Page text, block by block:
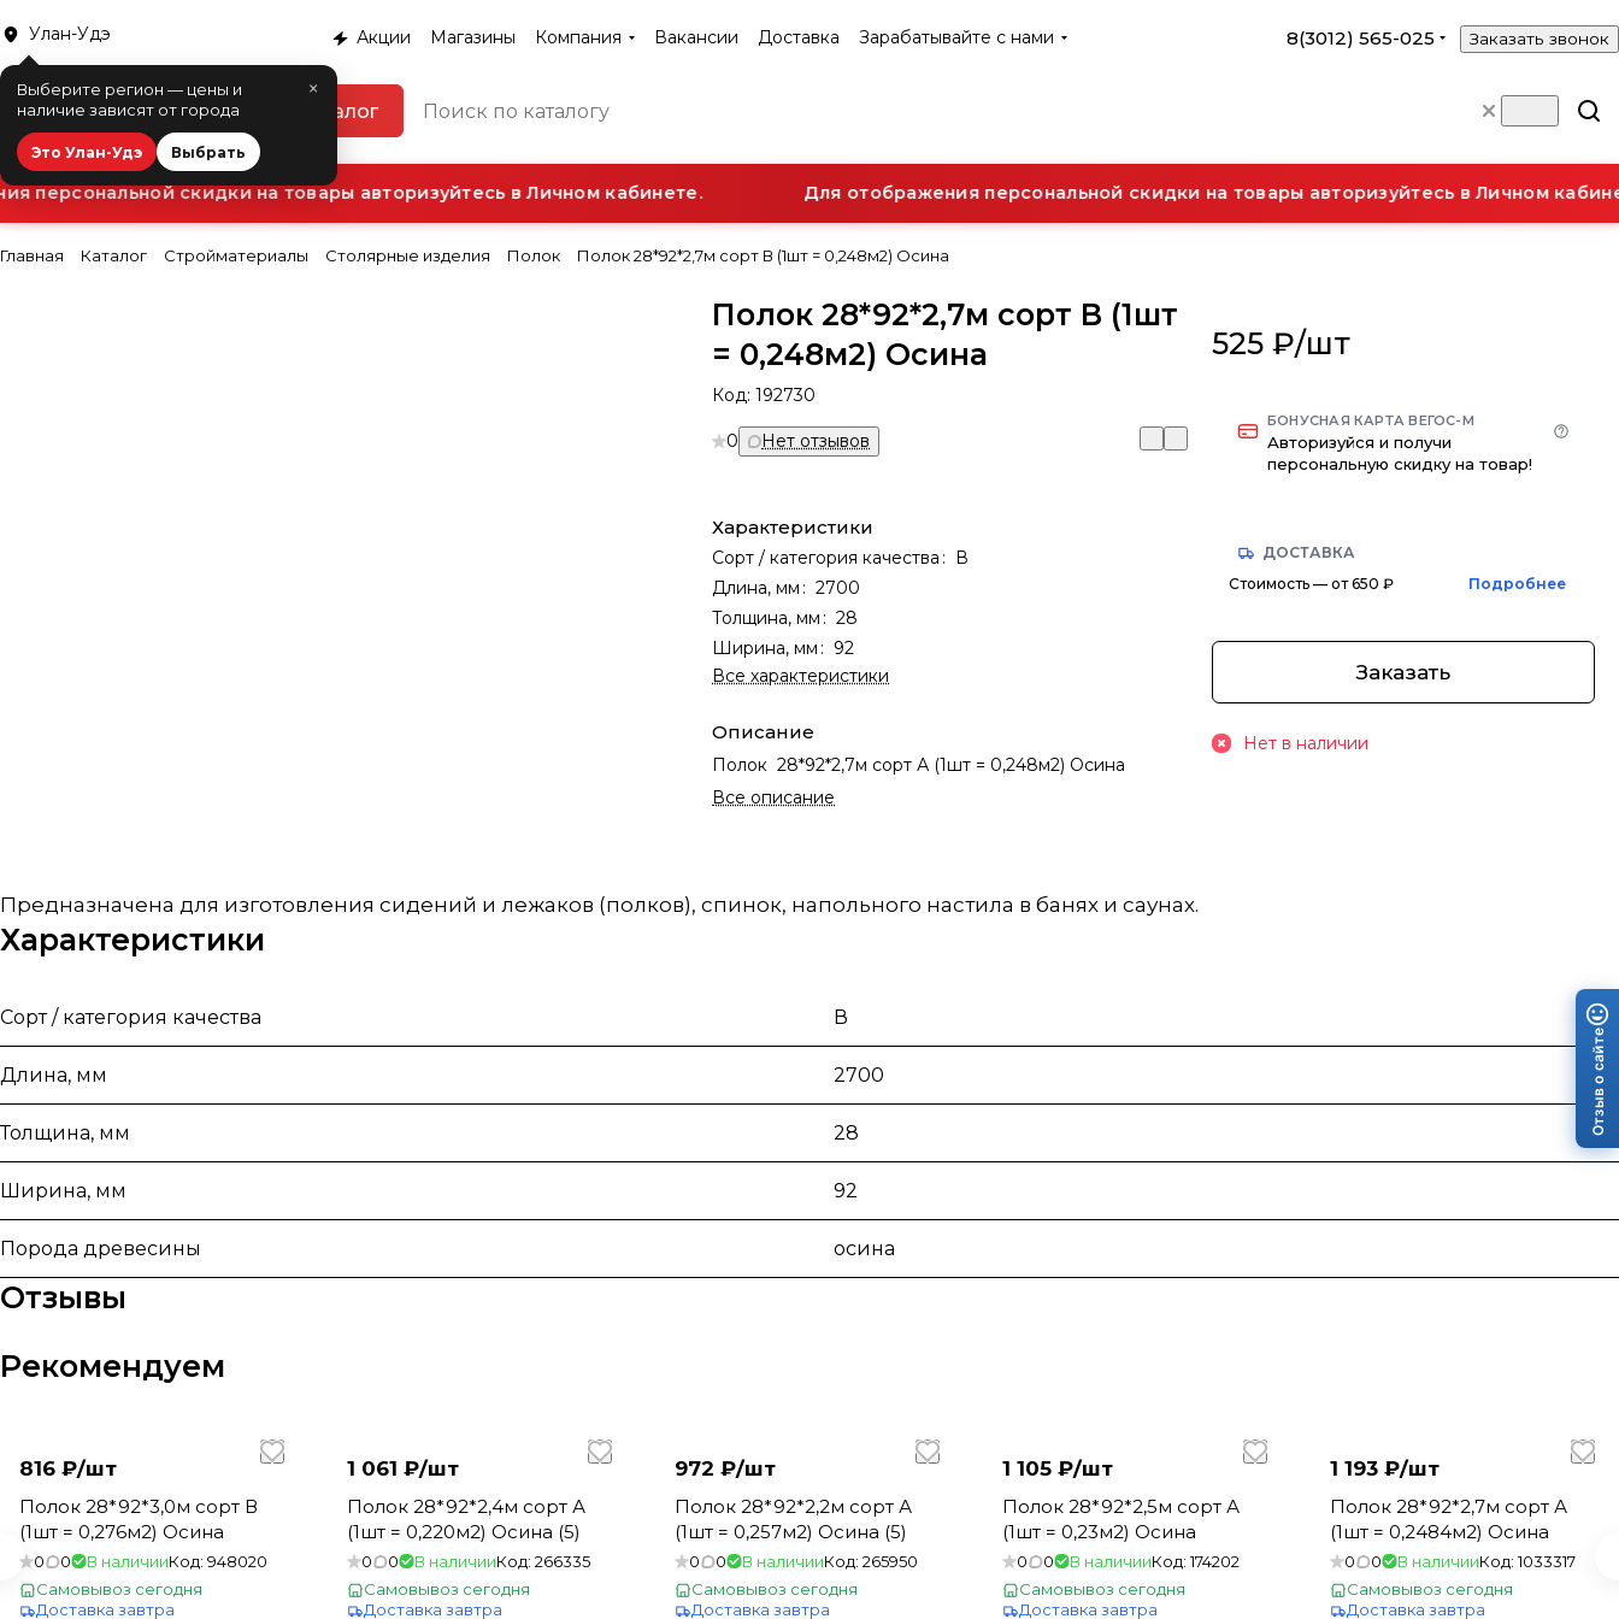
Улан-Удэ
×
Выберите регион — цены и
наличие зависят от города
Это Улан-Удэ Выбрать
Акции Магазины Компания Вакансии Доставка Зарабатывайте с нами 8(3012) 565-025 Заказать звонок
Каталог
персональной скидки на товары авторизуйтесь в Личном кабинете. Для отображения персональной скидки на товары авторизуйтесь в Личном
Главная Каталог Стройматериалы Столярные изделия Полок Полок 28*92*2,7м сорт В (1шт = 0,248м2) Осина
Полок 28*92*2,7м сорт В (1шт
= 0,248м2) Осина
Код:192730
0 Нет отзывов
Характеристики
Сорт / категория качества : В
Длина, мм : 2700
Толщина, мм : 28
Ширина, мм : 92
Все характеристики
Описание
Полок 28*92*2,7м сорт А (1шт = 0,248м2) Осина
Все описание
525 ₽/шт
БОНУСНАЯ КАРТА ВЕГОС-М
Авторизуйся и получи
персональную скидку на товар!
ДОСТАВКА
Стоимость — от 650 ₽
Подробнее
Заказать
Нет в наличии
Предназначена для изготовления сидений и лежаков (полков), спинок, напольного настила в банях и саунах.
Характеристики
Сорт / категория качества В
Длина, мм 2700
Толщина, мм 28
Ширина, мм 92
Порода древесины осина
Отзывы
Рекомендуем
816 ₽/шт
Полок 28*92*3,0м сорт В
(1шт = 0,276м2) Осина
0 0 В наличииКод: 948020
Самовывоз сегодня
Доставка завтра
1 061 ₽/шт
Полок 28*92*2,4м сорт А
(1шт = 0,220м2) Осина (5)
0 0 В наличииКод: 266335
Самовывоз сегодня
Доставка завтра
972 ₽/шт
Полок 28*92*2,2м сорт А
(1шт = 0,257м2) Осина (5)
0 0 В наличииКод: 265950
Самовывоз сегодня
Доставка завтра
1 105 ₽/шт
Полок 28*92*2,5м сорт А
(1шт = 0,23м2) Осина
0 0 В наличииКод:174202
Самовывоз сегодня
Доставка завтра
1 193 ₽/шт
Полок 28*92*2,7м сорт А
(1шт = 0,2484м2) Осина
0 0 В наличииКод:1033317
Самовывоз сегодня
Доставка завтра
Отзыв о сайте